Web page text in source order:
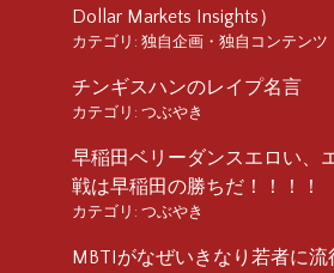
Dollar Markets Insights）
カテゴリ: 独自企画・独自コンテンツ
チンギスハンのレイプ名言
カテゴリ: つぶやき
早稲田ベリーダンスエロい、
戦は早稲田の勝ちだ！！！！
カテゴリ: つぶやき
MBTIがなぜいきなり若者に流